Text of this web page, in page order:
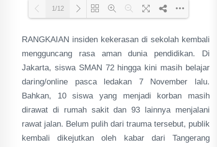
Loading PDF 49% ...
1/12
RANGKAIAN insiden kekerasan di sekolah kembali
mengguncang rasa aman dunia pendidikan. Di
Jakarta, siswa SMAN 72 hingga kini masih belajar
daring/online pasca ledakan 7 November lalu.
Bahkan, 10 siswa yang menjadi korban masih
dirawat di rumah sakit dan 93 lainnya menjalani
rawat jalan. Belum pulih dari trauma tersebut, publik
kembali dikejutkan oleh kabar dari Tangerang